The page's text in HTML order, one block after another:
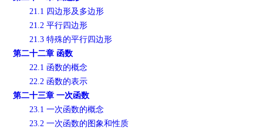
21.1 四边形及多边形
21.2 平行四边形
21.3 特殊的平行四边形
第二十二章 函数
22.1 函数的概念
22.2 函数的表示
第二十三章 一次函数
23.1 一次函数的概念
23.2 一次函数的图象和性质